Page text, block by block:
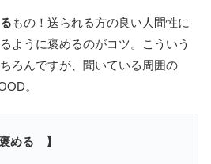
もの！送られる方の良い人間性に
ように褒めるのがコツ。こういう
ろんですが、聞いている周囲の
。
める 】